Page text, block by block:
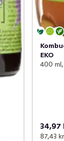
EKO
400
34,97
87,43